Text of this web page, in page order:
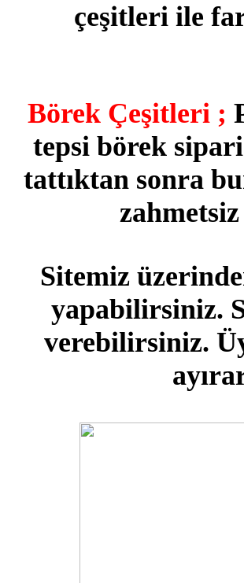
çeşitleri ile
Börek Çeşitleri ;
tepsi börek
tattıktan sonra
Sitemiz
yapabilirsiniz.
verebilirsiniz.